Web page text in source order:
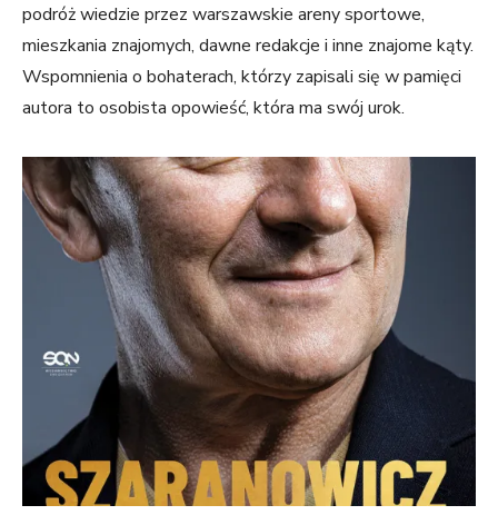
podróż wiedzie przez warszawskie areny sportowe,
mieszkania znajomych, dawne redakcje i inne znajome kąty.
Wspomnienia o bohaterach, którzy zapisali się w pamięci
autora to osobista opowieść, która ma swój urok.